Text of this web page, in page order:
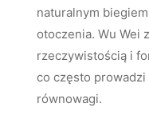
naturalnym
otoczenia. Wu Wei
rzeczywistością i
co często
równowagi.